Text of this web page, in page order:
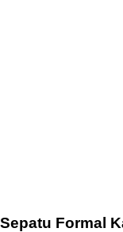
Sepatu Formal